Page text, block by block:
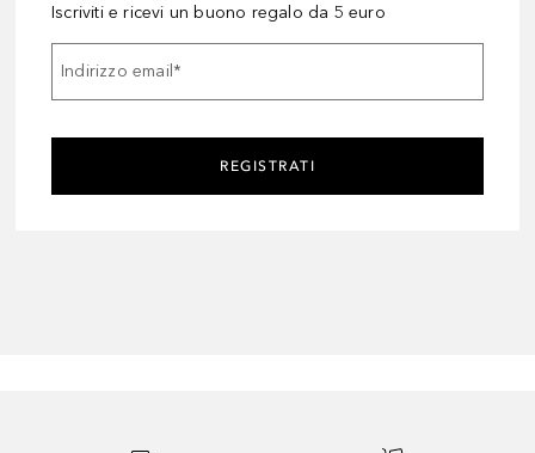
Iscriviti e ricevi un buono regalo da 5 euro
Indirizzo email*
REGISTRATI